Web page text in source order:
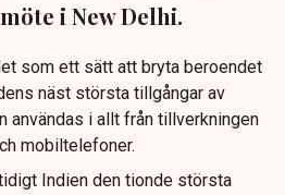
i New Delhi.
som ett sätt att bryta beroendet
näst största tillgångar av
användas i allt från tillverkningen
mobiltelefoner.
Indien den tionde största